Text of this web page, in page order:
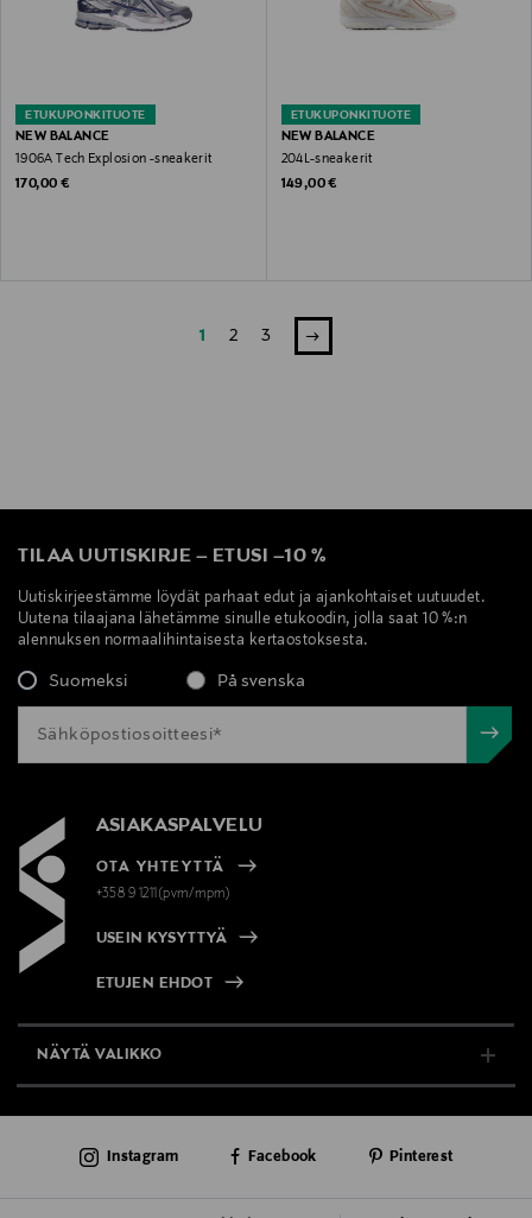
ETUKUPONKITUOTE
NEW BALANCE
1906A Tech Explosion -sneakerit
Original Price
170,00 €
ETUKUPONKITUOTE
NEW BALANCE
204L-sneakerit
Original Price
149,00 €
1 2 3
TILAA UUTISKIRJE – ETUSI –10 %
Uutiskirjeestämme löydät parhaat edut ja ajankohtaiset uutuudet.
Uutena tilaajana lähetämme sinulle etukoodin, jolla saat 10 %:n
alennuksen normaalihintaisesta kertaostoksesta.
Suomeksi På svenska
ASIAKASPALVELU
OTA YHTEYTTÄ
+358 9 1211(pvm/mpm)
USEIN KYSYTTYÄ
ETUJEN EHDOT
NÄYTÄ VALIKKO
AJANKOHTAISTA
Instagram Facebook Pinterest